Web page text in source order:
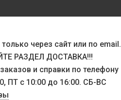
через сайт или по email.
РАЗДЕЛ ДОСТАВКА!!!
и справки по телефону
ПТ с 10:00 до 16:00. СБ-ВС